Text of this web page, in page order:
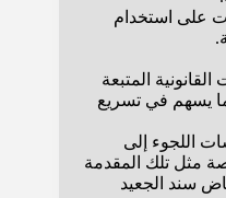
على استخدام
المتبعة
يسهم في تسريع
اللجوء إلى
مثل تلك المقدمة
سند الجعيد